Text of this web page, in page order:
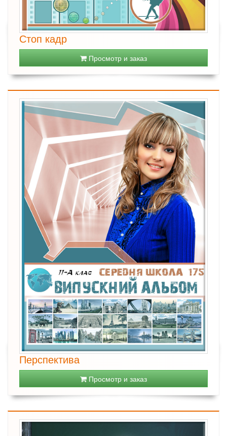
Стоп кадр
Просмотр и заказ
Перспектива
Просмотр и заказ